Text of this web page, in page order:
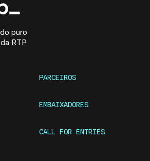
puro
RTP
PARCEIROS
EMBAIXADORES
CALL FOR ENTRIES